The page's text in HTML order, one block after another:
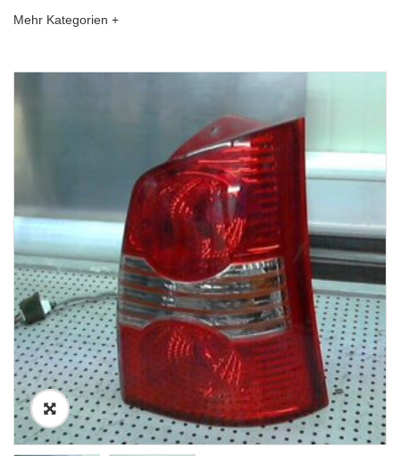
Mehr Kategorien +